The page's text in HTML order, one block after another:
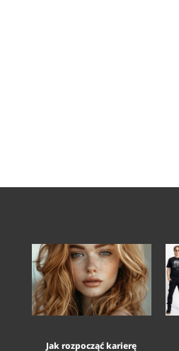
Jak rozpocząć karierę